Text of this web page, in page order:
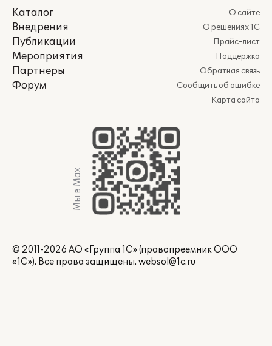
Каталог
Внедрения
Публикации
Мероприятия
Партнеры
Форум
О сайте
О решениях 1С
Прайс-лист
Поддержка
Обратная связь
Сообщить об ошибке
Карта сайта
Мы в Max
© 2011-2026 АО «Группа 1С» (правопреемник ООО
«1С»). Все права защищены. websol@1c.ru